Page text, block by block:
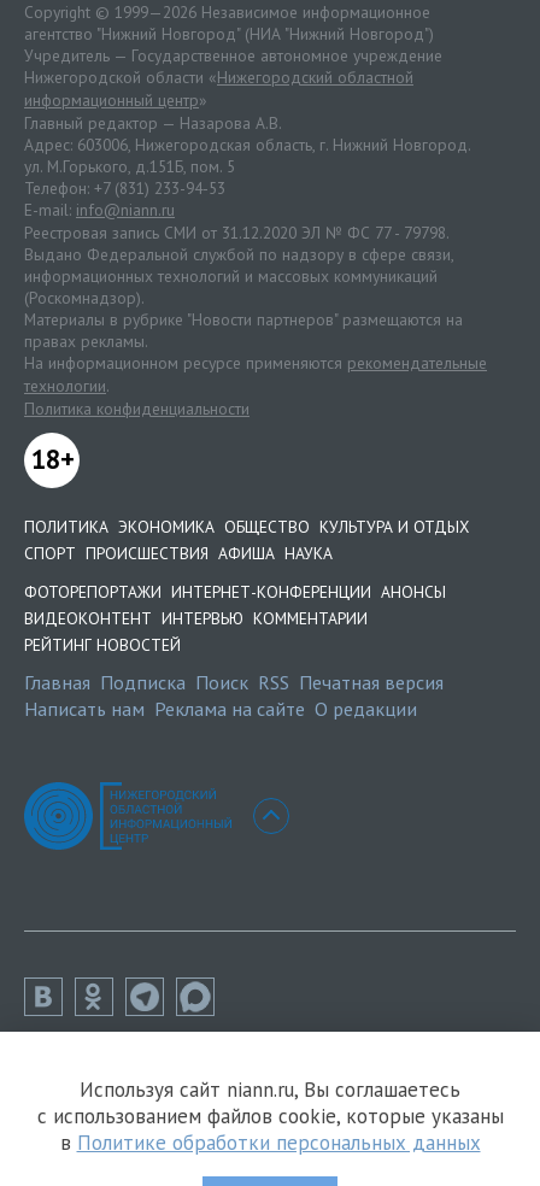
Copyright © 1999—2026 Независимое информационное
агентство "Нижний Новгород" (НИА "Нижний Новгород")
Учредитель — Государственное автономное учреждение
Нижегородской области «Нижегородский областной
информационный центр»
Главный редактор — Назарова А.В.
Адрес: 603006, Нижегородская область, г. Нижний Новгород.
ул. М.Горького, д.151Б, пом. 5
Телефон: +7 (831) 233-94-53
E-mail: info@niann.ru
Реестровая запись СМИ от 31.12.2020 ЭЛ № ФС 77 - 79798.
Выдано Федеральной службой по надзору в сфере связи,
информационных технологий и массовых коммуникаций
(Роскомнадзор).
Материалы в рубрике "Новости партнеров" размещаются на
правах рекламы.
На информационном ресурсе применяются рекомендательные
технологии.
Политика конфиденциальности
18+
ПОЛИТИКА ЭКОНОМИКА ОБЩЕСТВО КУЛЬТУРА И ОТДЫХ
СПОРТ ПРОИСШЕСТВИЯ АФИША НАУКА
ФОТОРЕПОРТАЖИ ИНТЕРНЕТ-КОНФЕРЕНЦИИ АНОНСЫ
ВИДЕОКОНТЕНТ ИНТЕРВЬЮ КОММЕНТАРИИ
РЕЙТИНГ НОВОСТЕЙ
Главная Подписка Поиск RSS Печатная версия
Написать нам Реклама на сайте О редакции
Используя сайт niann.ru, Вы соглашаетесь
с использованием файлов cookie, которые указаны
в Политике обработки персональных данных